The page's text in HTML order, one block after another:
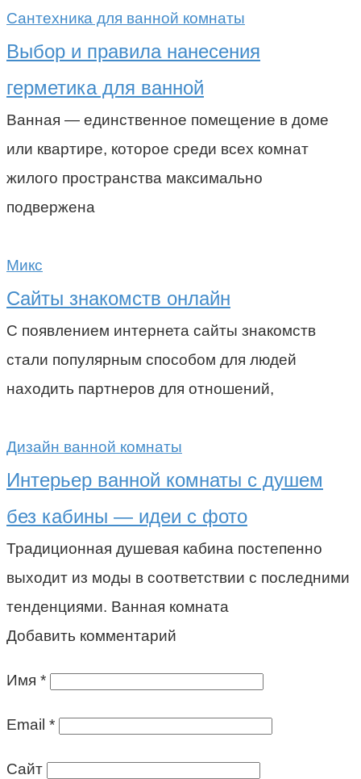
Сантехника для ванной комнаты
Выбор и правила нанесения
герметика для ванной
Ванная — единственное помещение в доме
или квартире, которое среди всех комнат
жилого пространства максимально
подвержена
Микс
Сайты знакомств онлайн
С появлением интернета сайты знакомств
стали популярным способом для людей
находить партнеров для отношений,
Дизайн ванной комнаты
Интерьер ванной комнаты с душем
без кабины — идеи с фото
Традиционная душевая кабина постепенно
выходит из моды в соответствии с последними
тенденциями. Ванная комната
Добавить комментарий
Имя *
Email *
Сайт